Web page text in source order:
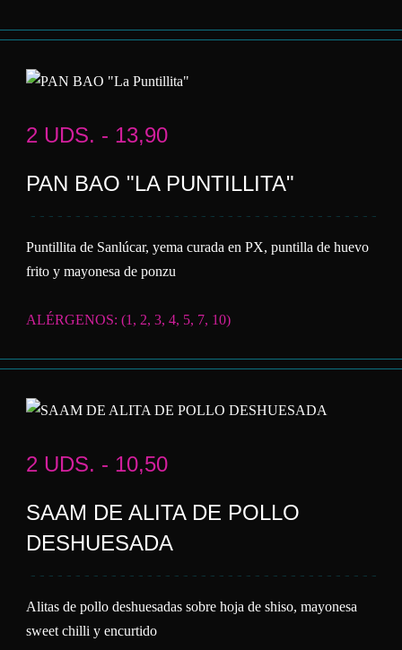
2 UDS. - 13,90
PAN BAO "LA PUNTILLITA"
Puntillita de Sanlúcar, yema curada en PX, puntilla de huevo
frito y mayonesa de ponzu
ALÉRGENOS: (1, 2, 3, 4, 5, 7, 10)
2 UDS. - 10,50
SAAM DE ALITA DE POLLO
DESHUESADA
Alitas de pollo deshuesadas sobre hoja de shiso, mayonesa
sweet chilli y encurtido